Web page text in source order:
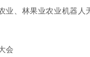
业、林果业农业机器
会